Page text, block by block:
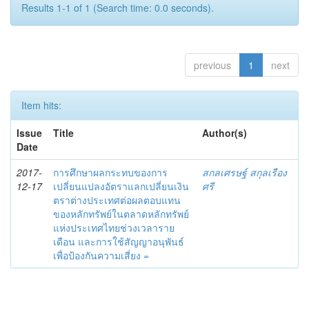
Results 1-1 of 1 (Search time: 0.0 seconds).
previous 1 next
Item hits:
Issue
Date
Title Author(s)
2017-
12-17
การศึกษาผลกระทบของการ
เปลี่ยนแปลงอัตราแลกเปลี่ยนเงิน
ตราต่างประเทศต่อผลตอบแทน
ของหลักทรัพย์ในตลาดหลักทรัพย์
แห่งประเทศไทยช่วงเวลาราย
เดือน และการใช้สัญญาอนุพันธ์
เพื่อป้องกันความเสี่ยง =
สกลเศรษฐ์ สกุลเรือง
ศรี